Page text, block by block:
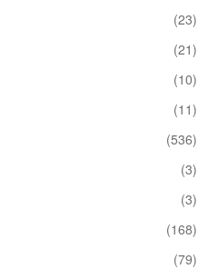
(23)
(21)
(10)
(11)
(536)
(3)
(3)
(168)
(79)